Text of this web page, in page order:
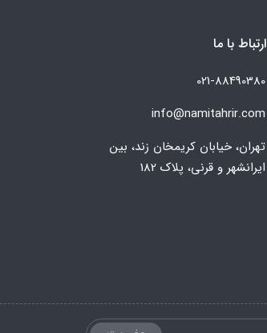
ارتباط با ما
021-88490380
info@namitahrir.com
تهران، خیابان کریمخان زند، بین
ایرانشهر و قرنی، پلاک 182